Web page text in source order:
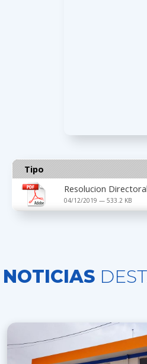
Tipo
Resolucion
04/12/2019 — 533.2 KB
NOTICIAS